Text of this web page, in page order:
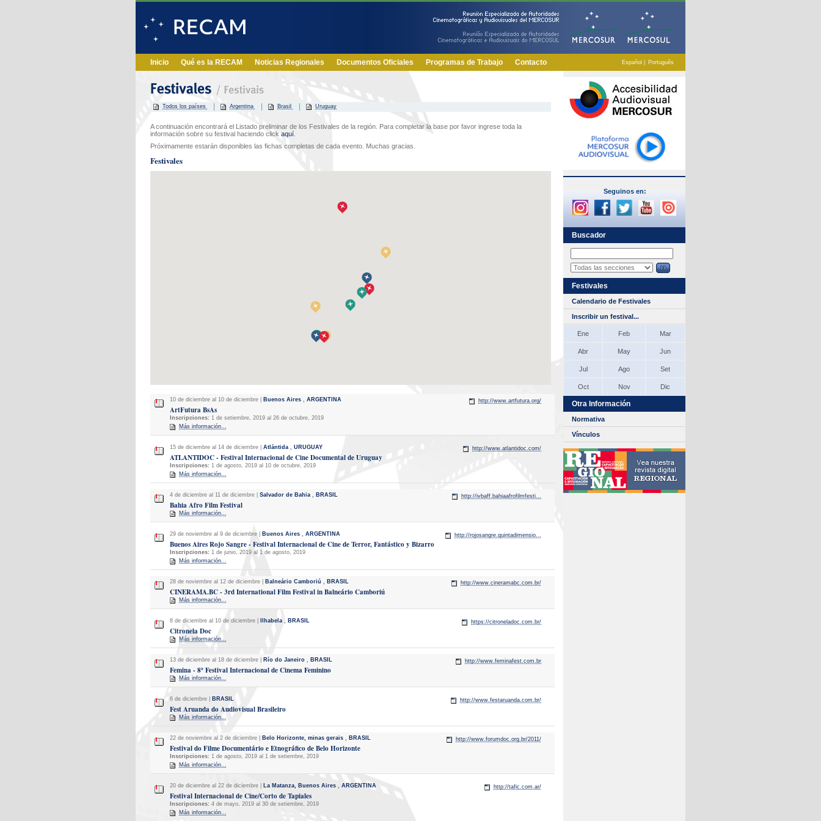
Inicio Qué es la RECAM Noticias Regionales Documentos Oficiales Programas de Trabajo Contacto Português
Español
Todos los países Argentina Brasil Uruguay
A continuación encontrará el Listado preliminar de los Festivales de la región. Para completar la base por favor ingrese toda la
información sobre su festival haciendo click aquí
Próximamente estarán disponibles las fichas completas de cada evento. Muchas gracias.
Festivales
http://www.artfutura.org/
10 de diciembre al 10 de diciembre | Buenos Aires , ARGENTINA
ArtFutura BsAs
Inscripciones: 1 de setiembre, 2019 al 26 de octubre, 2019
Más información...
http://www.atlantidoc.com/
15 de diciembre al 14 de diciembre | Atlántida , URUGUAY
ATLANTIDOC - Festival Internacional de Cine Documental de Uruguay
Inscripciones: 1 de agosto, 2019 al 10 de octubre, 2019
Más información...
http://ivbaff.bahiaafrofilmfesti...
4 de diciembre al 11 de diciembre | Salvador de Bahia , BRASIL
Bahia Afro Film Festival
Más información...
http://rojosangre.quintadimensio...
29 de noviembre al 9 de diciembre | Buenos Aires , ARGENTINA
Buenos Aires Rojo Sangre - Festival Internacional de Cine de Terror, Fantástico y Bizarro
Inscripciones: 1 de junio, 2019 al 1 de agosto, 2019
Más información...
http://www.cineramabc.com.br/
28 de noviembre al 12 de diciembre | Balneário Camboriú , BRASIL
CINERAMA.BC - 3rd International Film Festival in Balneário Camboriú
Más información...
https://citroneladoc.com.br/
8 de diciembre al 10 de diciembre | Ilhabela , BRASIL
Citronela Doc
Más información...
http://www.feminafest.com.br
13 de diciembre al 18 de diciembre | Río do Janeiro , BRASIL
Femina - 8º Festival Internacional de Cinema Feminino
Más información...
http://www.festaruanda.com.br/
6 de diciembre | BRASIL
Fest Aruanda do Audiovisual Brasileiro
Más información...
http://www.forumdoc.org.br/2011/
22 de noviembre al 2 de diciembre | Belo Horizonte, minas gerais , BRASIL
Festival do Filme Documentário e Etnográfico de Belo Horizonte
Inscripciones: 1 de agosto, 2019 al 1 de setiembre, 2019
Más información...
http://tafic.com.ar/
20 de diciembre al 22 de diciembre | La Matanza, Buenos Aires , ARGENTINA
Festival Internacional de Cine/Corto de Tapiales
Inscripciones: 4 de mayo, 2019 al 30 de setiembre, 2019
Más información...
Seguinos en:
Buscador
Festivales
Calendario de Festivales
Inscribir un festival...
Ene Feb Mar
Abr May Jun
Jul Ago Set
Oct Nov Dic
Otra Información
Normativa
Vínculos